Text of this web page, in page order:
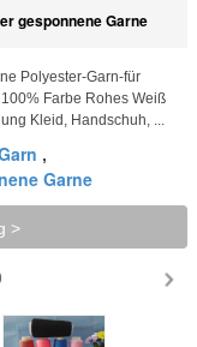
gesponnene Garne
Polyester-Garn-für
Farbe Rohes Weiß
Kleid, Handschuh, ...
,
Garne
>